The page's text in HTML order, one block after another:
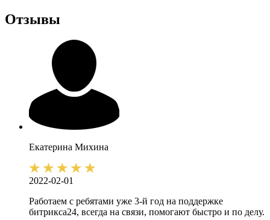
Отзывы
Екатерина Михина
2022-02-01
Работаем с ребятами уже 3-й год на поддержке
битрикса24, всегда на связи, помогают быстро и по делу.